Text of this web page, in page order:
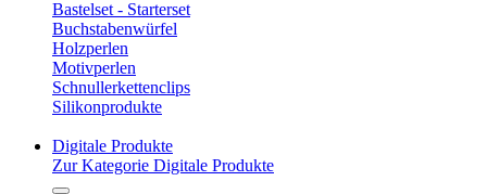
Bastelset - Starterset
Buchstabenwürfel
Holzperlen
Motivperlen
Schnullerkettenclips
Silikonprodukte
Digitale Produkte
Zur Kategorie Digitale Produkte